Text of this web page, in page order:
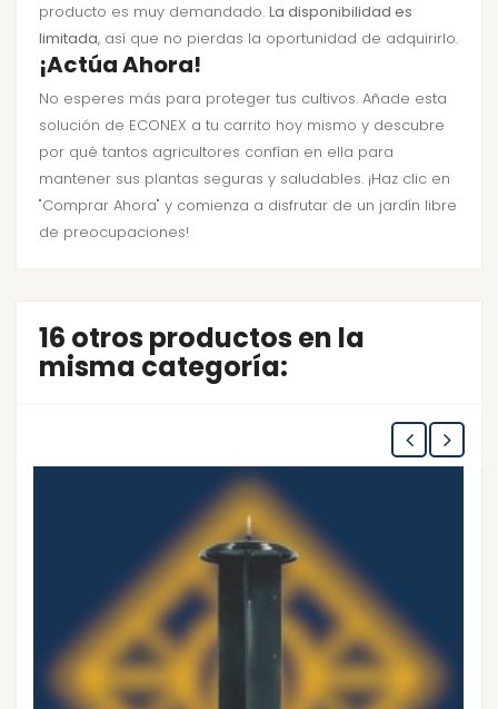
producto es muy demandado. La disponibilidad es
limitada, así que no pierdas la oportunidad de adquirirlo.
¡Actúa Ahora!
No esperes más para proteger tus cultivos. Añade esta
solución de ECONEX a tu carrito hoy mismo y descubre
por qué tantos agricultores confían en ella para
mantener sus plantas seguras y saludables. ¡Haz clic en
"Comprar Ahora" y comienza a disfrutar de un jardín libre
de preocupaciones!
16 otros productos en la
misma categoría: